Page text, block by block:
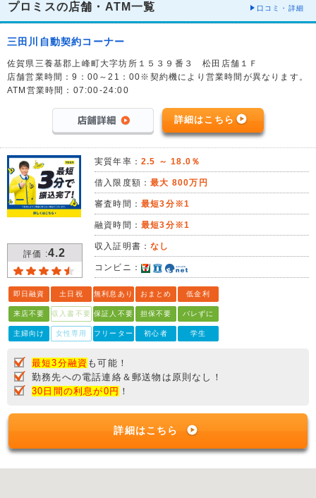
プロミスの店舗・ATM一覧 口コミ・詳細
三田川自動契約コーナー
佐賀県三養基郡上峰町大字坊所１５３９番３ 松田店舗１Ｆ
店舗営業時間：9：00～21：00※契約機により営業時間が異なります。
ATM営業時間：07:00-24:00
詳細はこちら
評価 :4.2
実質年率： 2.5 ～ 18.0％
借入限度額：最大 800万円
審査時間： 最短3分※1
融資時間： 最短3分※1
収入証明書：なし
コンビニ：
即日融資 土日祝 無利息あり おまとめ 低金利
来店不要 収入書不要 保証人不要 担保不要 バレずに
主婦向け 女性専用 フリーター 初心者 学生
最短3分融資 も可能！
勤務先への電話連絡＆郵送物は原則なし！
30日間の利息が0円 ！
詳細はこちら